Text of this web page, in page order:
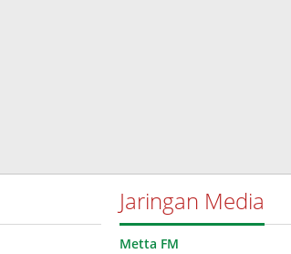
Jaringan Media
Metta FM